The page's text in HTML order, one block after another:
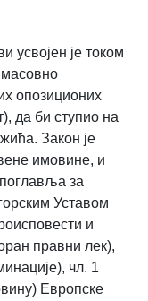
усвојен је током
масовно
опозиционих
да би ступио на
Закон је
имовине, и
поглавља за
Уставом
и
правни лек),
чл. 1
Европске